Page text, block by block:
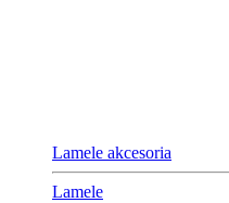
Lamele akcesoria
Lamele